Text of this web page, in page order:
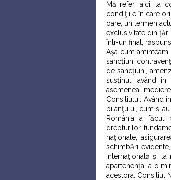
Mă refer, aici, la
condiţiile în care
oare, un termen
exclusivitate din
într-un final,
Aşa cum
sancţiuni
de sancţiuni,
susţinut, având
asemenea,
Consiliului. Având
bilanţului, cum s-au
România a făcut
drepturilor
naţionale,
schimbări
internaţională şi la
apartenenţa la o
acestora. Consiliul